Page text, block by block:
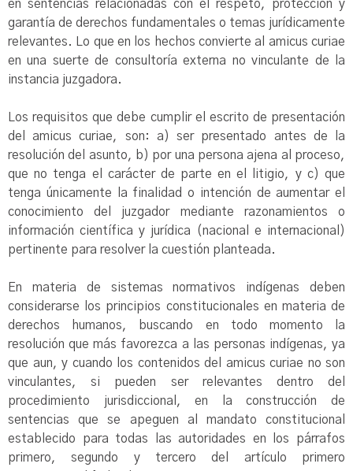
en sentencias relacionadas con el respeto, protección y
garantía de derechos fundamentales o temas jurídicamente
relevantes. Lo que en los hechos convierte al amicus curiae
en una suerte de consultoría externa no vinculante de la
instancia juzgadora.
Los requisitos que debe cumplir el escrito de presentación
del amicus curiae, son: a) ser presentado antes de la
resolución del asunto, b) por una persona ajena al proceso,
que no tenga el carácter de parte en el litigio, y c) que
tenga únicamente la finalidad o intención de aumentar el
conocimiento del juzgador mediante razonamientos o
información científica y jurídica (nacional e internacional)
pertinente para resolver la cuestión planteada.
En materia de sistemas normativos indígenas deben
considerarse los principios constitucionales en materia de
derechos humanos, buscando en todo momento la
resolución que más favorezca a las personas indígenas, ya
que aun, y cuando los contenidos del amicus curiae no son
vinculantes, si pueden ser relevantes dentro del
procedimiento jurisdiccional, en la construcción de
sentencias que se apeguen al mandato constitucional
establecido para todas las autoridades en los párrafos
primero, segundo y tercero del artículo primero